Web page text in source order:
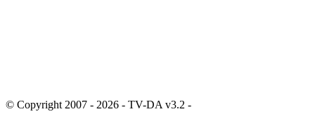
© Copyright 2007 - 2026 - TV-DA v3.2 -